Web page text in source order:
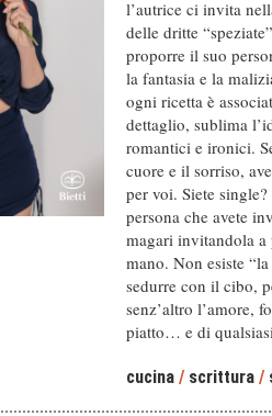
l’autrice ci invita
delle dritte
proporre il suo
la fantasia e la
ogni ricetta è
dettaglio, sublima
romantici e ironici.
cuore e il sorriso,
per voi. Siete
persona che avete
magari invitandola a
mano. Non esiste
sedurre con il cibo,
senz’altro l’amore,
piatto… e di
cucina / scrittura /